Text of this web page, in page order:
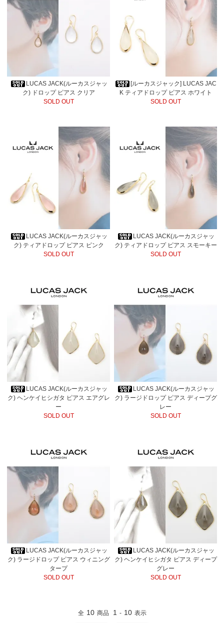
LUCAS JACK(ルーカスジャッ
ク) ドロップ ピアス クリア
SOLD OUT
[ルーカスジャック] LUCAS JAC
K ティアドロップ ピアス ホワイト
SOLD OUT
LUCAS JACK(ルーカスジャッ
ク) ティアドロップ ピアス ピンク
SOLD OUT
LUCAS JACK(ルーカスジャッ
ク) ティアドロップ ピアス スモーキー
SOLD OUT
LUCAS JACK(ルーカスジャッ
ク) ヘンケイヒシガタ ピアス エアグレ
ー
SOLD OUT
LUCAS JACK(ルーカスジャッ
ク) ラージドロップ ピアス ディープグ
レー
SOLD OUT
LUCAS JACK(ルーカスジャッ
ク) ラージドロップ ピアス ウィニング
タープ
SOLD OUT
LUCAS JACK(ルーカスジャッ
ク) ヘンケイヒシガタ ピアス ディープ
グレー
SOLD OUT
全 10 商品 1 - 10 表示